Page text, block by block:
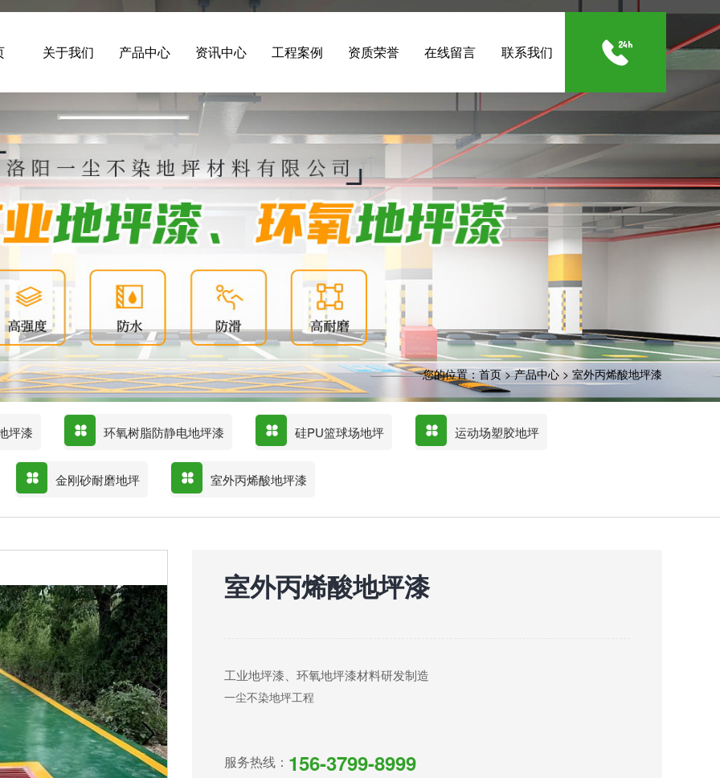
关于我们 产品中心 资讯中心 工程案例 资质荣誉 在线留言 联系我们
您的位置：首页>产品中心 > 室外丙烯酸地坪漆
坪漆 环氧树脂防静电地坪漆 硅PU篮球场地坪 运动场塑胶地坪
金刚砂耐磨地坪 室外丙烯酸地坪漆
室外丙烯酸地坪漆
工业地坪漆、环氧地坪漆材料研发制造
一尘不染地坪工程
服务热线： 156-3799-8999